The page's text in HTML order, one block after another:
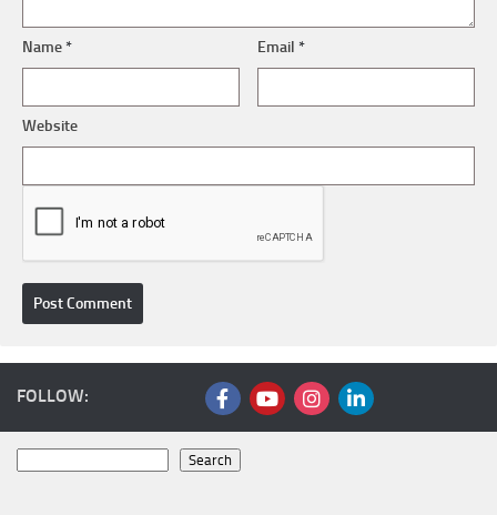
Name* Email*
Website
FOLLOW:
Search